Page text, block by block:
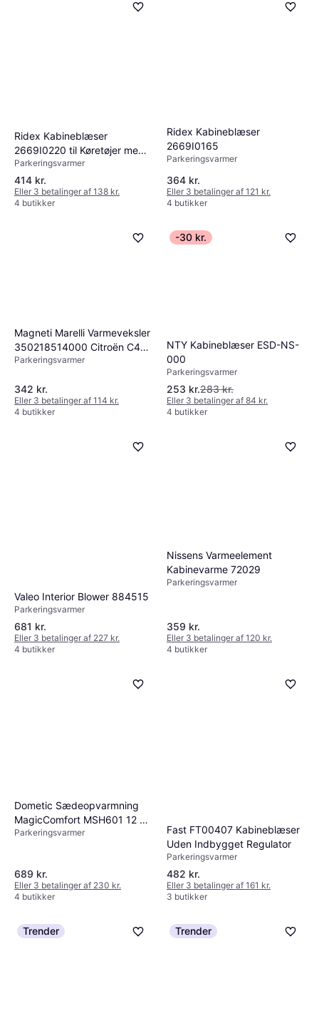
Ridex Kabineblæser
2669I0220 til Køretøjer med
Uden Klimaanlæg
Parkeringsvarmer
414 kr.
Eller 3 betalinger af 138 kr.
4 butikker
Ridex Kabineblæser
2669I0165
Parkeringsvarmer
364 kr.
Eller 3 betalinger af 121 kr.
4 butikker
Magneti Marelli Varmeveksler
350218514000 Citroën C4
Grand Picasso 2
Parkeringsvarmer
342 kr.
Eller 3 betalinger af 114 kr.
4 butikker
-30 kr.
NTY Kabineblæser ESD-NS-
000
Parkeringsvarmer
253 kr.283 kr.
Eller 3 betalinger af 84 kr.
4 butikker
Valeo Interior Blower 884515
Parkeringsvarmer
681 kr.
Eller 3 betalinger af 227 kr.
4 butikker
Nissens Varmeelement
Kabinevarme 72029
Parkeringsvarmer
359 kr.
Eller 3 betalinger af 120 kr.
4 butikker
Dometic Sædeopvarmning
MagicComfort MSH601 12 V
2 varmeindstillinger Hvid
Parkeringsvarmer
689 kr.
Eller 3 betalinger af 230 kr.
4 butikker
Fast FT00407 Kabineblæser
Uden Indbygget Regulator
Parkeringsvarmer
482 kr.
Eller 3 betalinger af 161 kr.
3 butikker
Trender Trender